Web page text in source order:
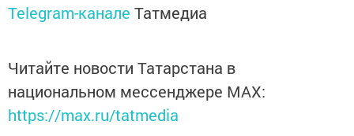
Telegram-канале Татмедиа
Читайте новости Татарстана в
национальном мессенджере MАХ:
https://max.ru/tatmedia